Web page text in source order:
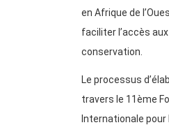
en Afrique de
faciliter l’accès
conservation.
Le processus
travers le 11ème
Internationale pour